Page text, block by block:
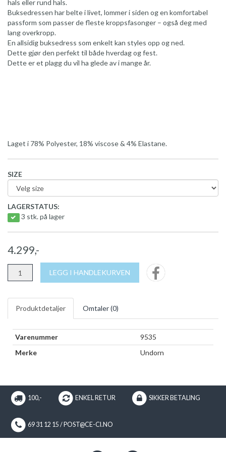
hals eller rund hals.
Buksedressen har belte i livet, lommer i siden og en komfortabel
passform som passer de fleste kroppsfasonger – også deg med
lang overkropp.
En allsidig buksedress som enkelt kan styles opp og ned.
Dette gjør den perfekt til både hverdag og fest.
Dette er et plagg du vil ha glede av i mange år.
Laget i 78% Polyester, 18% viscose & 4% Elastane.
SIZE
LAGERSTATUS:
3 stk. på lager
4.299,-
LEGG I HANDLEKURVEN
Produktdetaljer Omtaler (0)
Varenummer
9535
Merke
Undorn
100,- ENKEL RETUR SIKKER BETALING
69 31 12 15 / POST@CE-CI.NO